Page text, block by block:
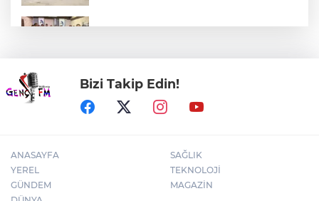
Kütahya'da Geleneksel Müderris
Mahallesi Şenliği coşkusu
Bizi Takip Edin!
ANASAYFA
YEREL
GÜNDEM
SAĞLIK
TEKNOLOJİ
MAGAZİN